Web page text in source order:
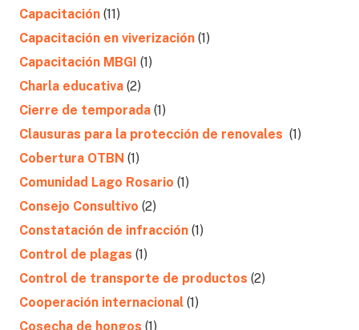
Capacitación (11)
Capacitación en viverización (1)
Capacitación MBGI (1)
Charla educativa (2)
Cierre de temporada (1)
Clausuras para la protección de renovales (1)
Cobertura OTBN (1)
Comunidad Lago Rosario (1)
Consejo Consultivo (2)
Constatación de infracción (1)
Control de plagas (1)
Control de transporte de productos (2)
Cooperación internacional (1)
Cosecha de hongos (1)